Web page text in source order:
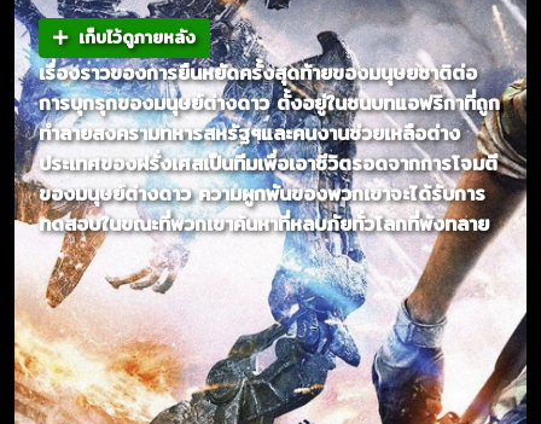
เก็บไว้ดูภายหลัง
เรื่องราวของการยืนหยัดครั้งสุดท้ายของมนุษยชาติต่อ
การบุกรุกของมนุษย์ต่างดาว ตั้งอยู่ในชนบทแอฟริกาที่ถูก
ทำลายสงครามทหารสหรัฐฯและคนงานช่วยเหลือต่าง
ประเทศของฝรั่งเศสเป็นทีมเพื่อเอาชีวิตรอดจากการโจมตี
ของมนุษย์ต่างดาว ความผูกพันของพวกเขาจะได้รับการ
ทดสอบในขณะที่พวกเขาค้นหาที่หลบภัยทั่วโลกที่พังทลาย